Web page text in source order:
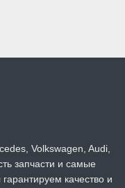
Volkswagen, Audi,
запчасти и самые
качество и